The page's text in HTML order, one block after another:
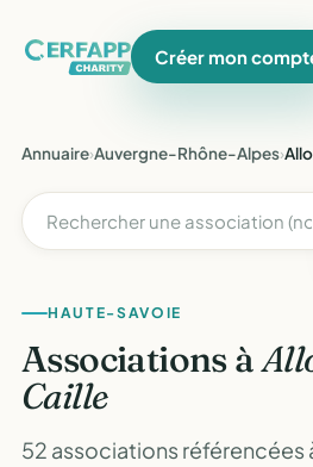
Créer mon
Annuaire›Auvergne-Rhône-Alpes›
HAUTE-SAVOIE
Associations à
Caille
52 associations référencées